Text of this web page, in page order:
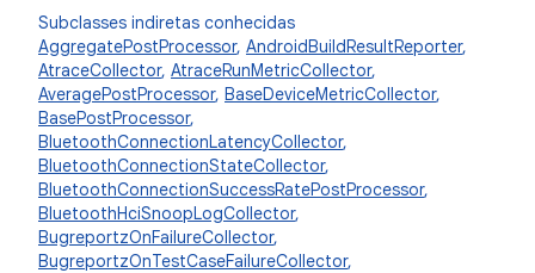
Subclasses indiretas conhecidas
AggregatePostProcessor, AndroidBuildResultReporter,
AtraceCollector, AtraceRunMetricCollector,
AveragePostProcessor, BaseDeviceMetricCollector,
BasePostProcessor,
BluetoothConnectionLatencyCollector,
BluetoothConnectionStateCollector,
BluetoothConnectionSuccessRatePostProcessor,
BluetoothHciSnoopLogCollector,
BugreportzOnFailureCollector,
BugreportzOnTestCaseFailureCollector,